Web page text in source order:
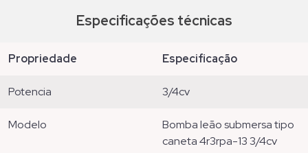
Especificações técnicas
propriedade especificação
potencia 3/4cv
modelo
bomba leão submersa tipo
caneta 4r3rpa-13 3/4cv